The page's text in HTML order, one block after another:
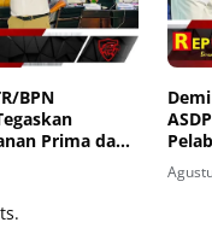
BPN
Prima dan